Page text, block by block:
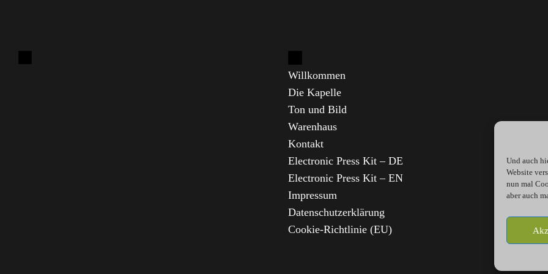
Und auch
Website
nun mal
aber auch
Willkommen
Die Kapelle
Ton und Bild
Warenhaus
Kontakt
Electronic Press Kit – DE
Electronic Press Kit – EN
Impressum
Datenschutzerklärung
Cookie-Richtlinie (EU)